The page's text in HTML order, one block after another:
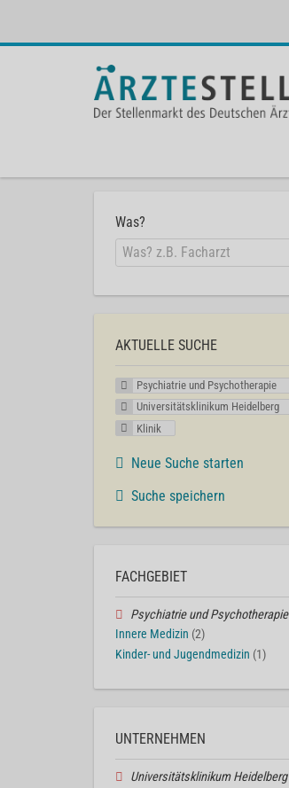
Was?
AKTUELLE SUCHE
Psychiatrie und Psychotherapie
Universitätsklinikum Heidelberg
Klinik
Neue Suche starten
Suche speichern
FACHGEBIET
Psychiatrie und Psychotherapie
Innere Medizin (2)
Kinder- und Jugendmedizin (1)
UNTERNEHMEN
Universitätsklinikum Heidelberg